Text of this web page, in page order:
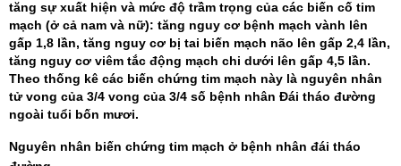
tăng sự xuất hiện và mức độ trầm trọng của các biến cố tim
mạch (ở cả nam và nữ): tăng nguy cơ bệnh mạch vành lên
gấp 1,8 lần, tăng nguy cơ bị tai biến mạch não lên gấp 2,4 lần,
tăng nguy cơ viêm tắc động mạch chi dưới lên gấp 4,5 lần.
Theo thống kê các biến chứng tim mạch này là nguyên nhân
tử vong của 3/4 vong của 3/4 số bệnh nhân Đái tháo đường
ngoài tuổi bốn mươi.
Nguyên nhân biến chứng tim mạch ở bệnh nhân đái tháo